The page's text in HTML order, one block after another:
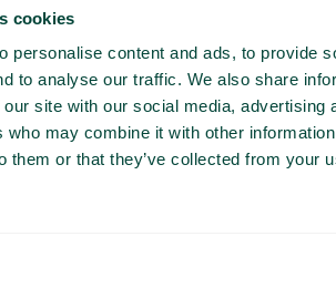
cookies
personalise content and ads, to provide
to analyse our traffic. We also share
site with our social media, advertising
who may combine it with other
them or that they’ve collected from your